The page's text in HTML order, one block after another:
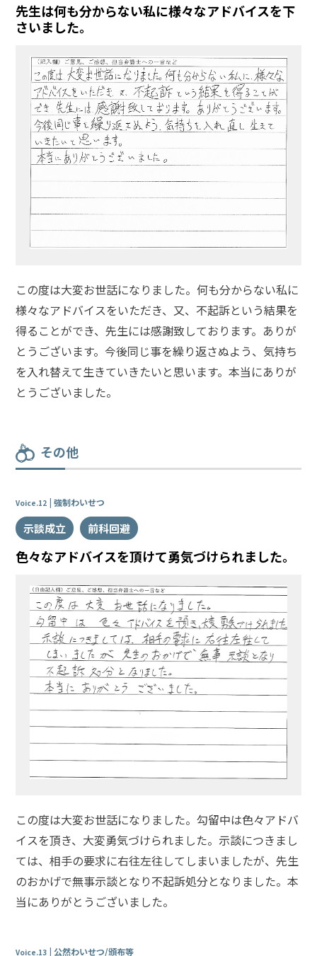
先生は何も分からない私に様々なアドバイスを下
さいました。
この度は大変お世話になりました。何も分からない私に
様々なアドバイスをいただき、又、不起訴という結果を
得ることができ、先生には感謝致しております。ありが
とうございます。今後同じ事を繰り返さぬよう、気持ち
を入れ替えて生きていきたいと思います。本当にありが
とうございました。
その他
Voice.12 強制わいせつ
示談成立 前科回避
色々なアドバイスを頂けて勇気づけられました。
この度は大変お世話になりました。勾留中は色々アドバ
イスを頂き、大変勇気づけられました。示談につきまし
ては、相手の要求に右往左往してしまいましたが、先生
のおかげで無事示談となり不起訴処分となりました。本
当にありがとうございました。
Voice.13 公然わいせつ/頒布等